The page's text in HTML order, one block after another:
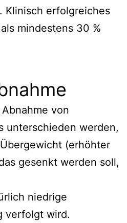
Klinisch erfolgreiches
mindestens 30 %
von
unterschieden werden,
(erhöhter
gesenkt werden soll,
niedrige
verfolgt wird.